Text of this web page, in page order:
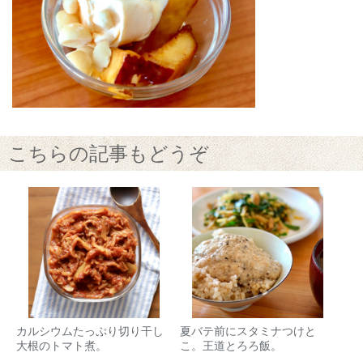
こちらの記事もどうぞ
カルシウムたっぷり切り干し
大根のトマト煮。
夏バテ前にスタミナつけと
こ。王道とろろ飯。